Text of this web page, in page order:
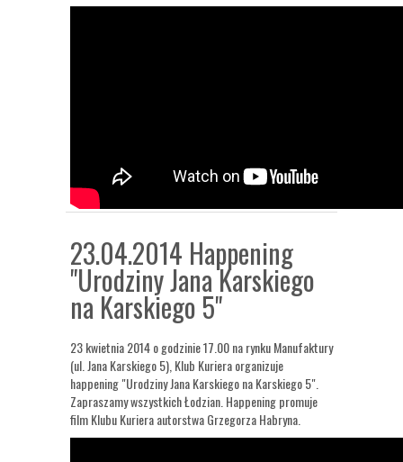
23.04.2014 Happening
"Urodziny Jana Karskiego
na Karskiego 5"
23 kwietnia 2014 o godzinie 17.00 na rynku Manufaktury
(ul. Jana Karskiego 5), Klub Kuriera organizuje
happening "Urodziny Jana Karskiego na Karskiego 5".
Zapraszamy wszystkich Łodzian. Happening promuje
film Klubu Kuriera autorstwa Grzegorza Habryna.